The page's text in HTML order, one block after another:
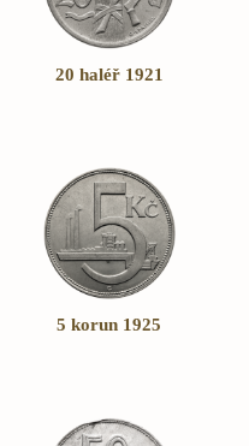
20 haléř 1921
5 korun 1925